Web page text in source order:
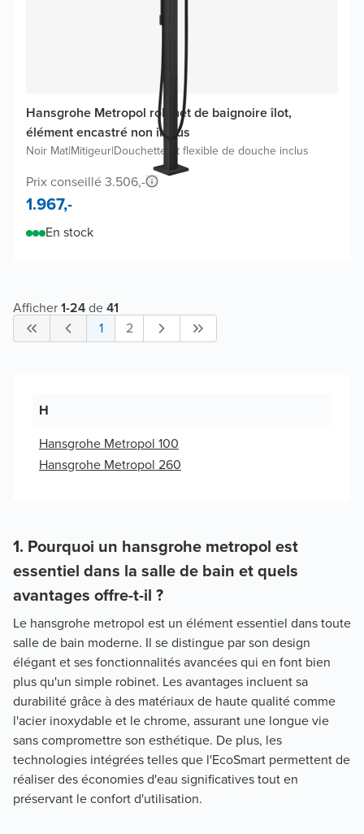
Hansgrohe Metropol robinet de baignoire îlot,
élément encastré non inclus
Noir Mat|Mitigeur|Douchette et flexible de douche inclus
Prix conseillé 3.506,-
1.967,-
En stock
Afficher1-24de41
1
2
H
Hansgrohe Metropol 100
Hansgrohe Metropol 260
1. Pourquoi un hansgrohe metropol est
essentiel dans la salle de bain et quels
avantages offre-t-il ?
Le hansgrohe metropol est un élément essentiel dans toute
salle de bain moderne. Il se distingue par son design
élégant et ses fonctionnalités avancées qui en font bien
plus qu'un simple robinet. Les avantages incluent sa
durabilité grâce à des matériaux de haute qualité comme
l'acier inoxydable et le chrome, assurant une longue vie
sans compromettre son esthétique. De plus, les
technologies intégrées telles que l'EcoSmart permettent de
réaliser des économies d'eau significatives tout en
préservant le confort d'utilisation.